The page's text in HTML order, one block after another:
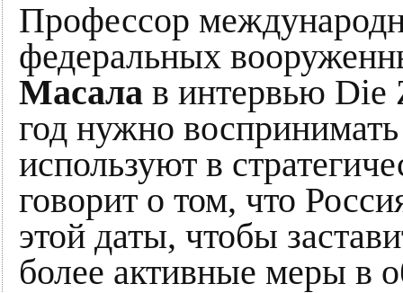
Профессор
федеральных
Масала в интервью Die
год нужно
используют в
говорит о том, что
этой даты, чтобы
более активные меры в